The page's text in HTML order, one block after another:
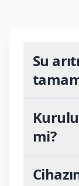
Su
mi?